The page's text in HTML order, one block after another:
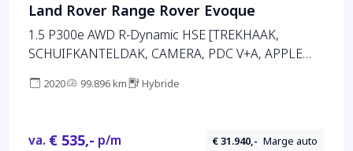
Land Rover Range Rover Evoque
1.5 P300e AWD R-Dynamic HSE [TREKHAAK,
SCHUIFKANTELDAK, CAMERA, PDC V+A, APPLE
ELECTRISCHE STOELEN, CRUISE CONTROL,
2020 99.896 km Hybride
va. € 535,- p/m € 31.940,- Marge auto